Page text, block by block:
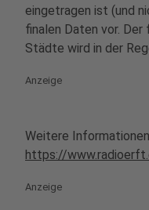
eingetragen ist (und
finalen Daten vor.
Städte wird in der
Anzeige
Weitere
https://
Anzeige